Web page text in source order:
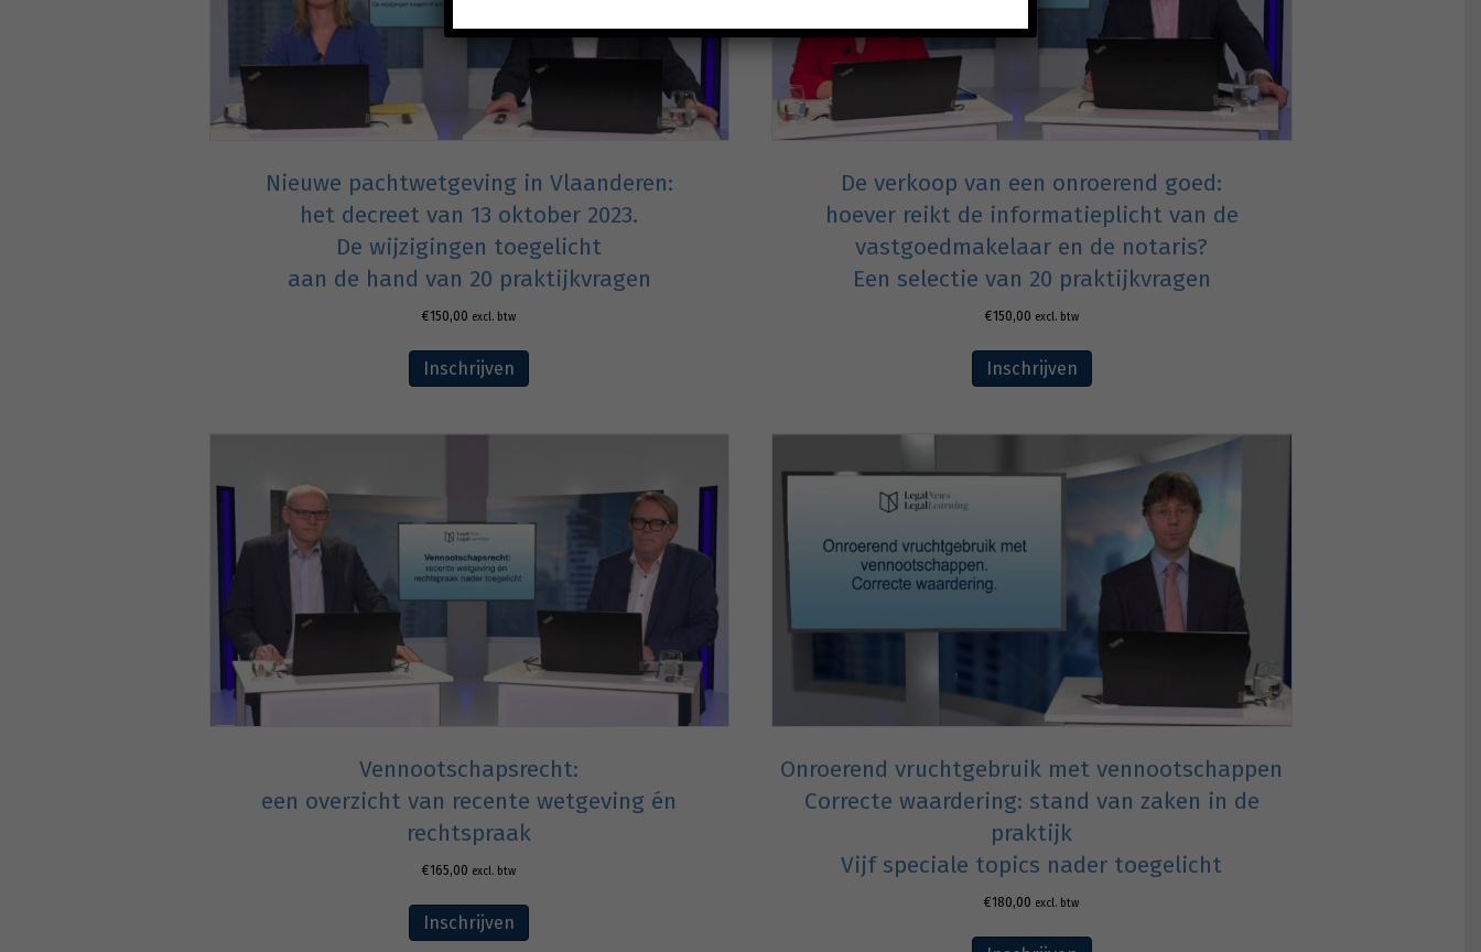
Nieuwe pachtwetgeving in Vlaanderen:
het decreet van 13 oktober 2023.
De wijzigingen toegelicht
aan de hand van 20 praktijkvragen
€150,00 excl. btw
Inschrijven
De verkoop van een onroerend goed:
hoever reikt de informatieplicht van de
vastgoedmakelaar en de notaris?
Een selectie van 20 praktijkvragen
€150,00 excl. btw
Inschrijven
Vennootschapsrecht:
een overzicht van recente wetgeving én
rechtspraak
€165,00 excl. btw
Inschrijven
Onroerend vruchtgebruik met vennootschappen
Correcte waardering: stand van zaken in de
praktijk
Vijf speciale topics nader toegelicht
€180,00 excl. btw